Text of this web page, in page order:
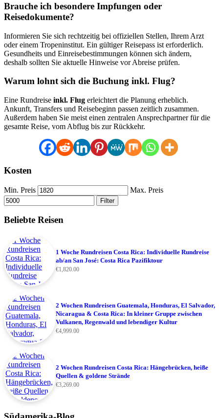
Brauche ich besondere Impfungen oder
Reisedokumente?
Informieren Sie sich rechtzeitig bei offiziellen Stellen, Ihrem Arzt
oder einem Tropeninstitut. Ein gültiger Reisepass ist erforderlich.
Gesundheits und Einreisebestimmungen können sich ändern,
deshalb sollten Sie aktuelle Hinweise vor Abreise prüfen.
Warum lohnt sich die Buchung inkl. Flug?
Eine Rundreise inkl. Flug erleichtert die Planung erheblich.
Ankunft, Transfers und Reisebeginn passen zeitlich zusammen.
Außerdem haben Sie meist einen zentralen Ansprechpartner für die
gesamte Reise, vom Abflug bis zur Rückkehr.
Kosten
Min. Preis Max. Preis
Filter
Beliebte Reisen
1 Woche Rundreisen Costa Rica: Individuelle Rundreise
ab/an San José: Costa Rica Pazifiktour
€1,820.00
2 Wochen Rundreisen Guatemala, Honduras, El Salvador,
Nicaragua & Costa Rica: In kleiner Gruppe zwischen
Vulkanen, Regenwald und lebendiger Kultur
€4,999.00
2 Wochen Rundreisen Costa Rica: Hängebrücken, heiße
Quellen & goldene Strände
€3,269.00